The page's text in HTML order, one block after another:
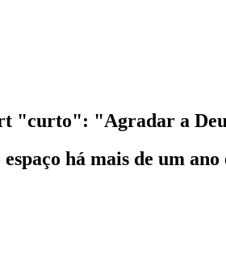
"curto": "Agradar a
há mais de um